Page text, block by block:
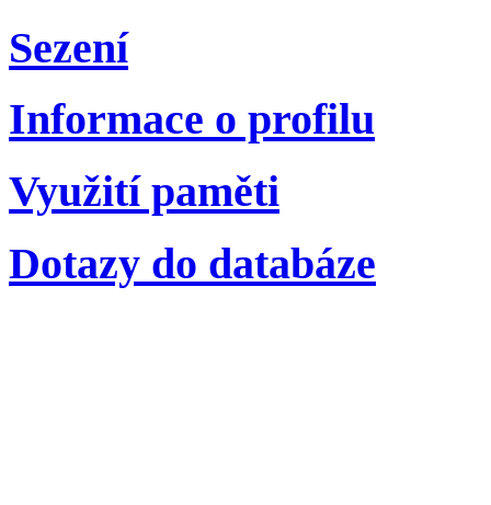
Sezení
Informace o profilu
Využití paměti
Dotazy do databáze